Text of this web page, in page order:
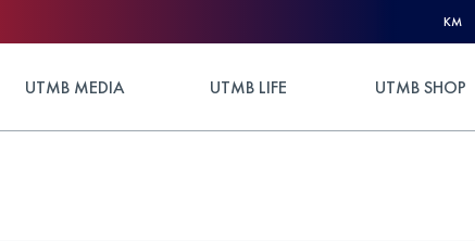
KM
UTMB MEDIA UTMB LIFE UTMB SHOP